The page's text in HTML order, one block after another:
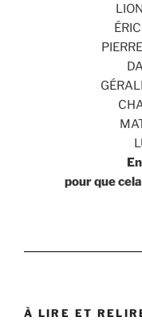
pour que
À LIRE ET